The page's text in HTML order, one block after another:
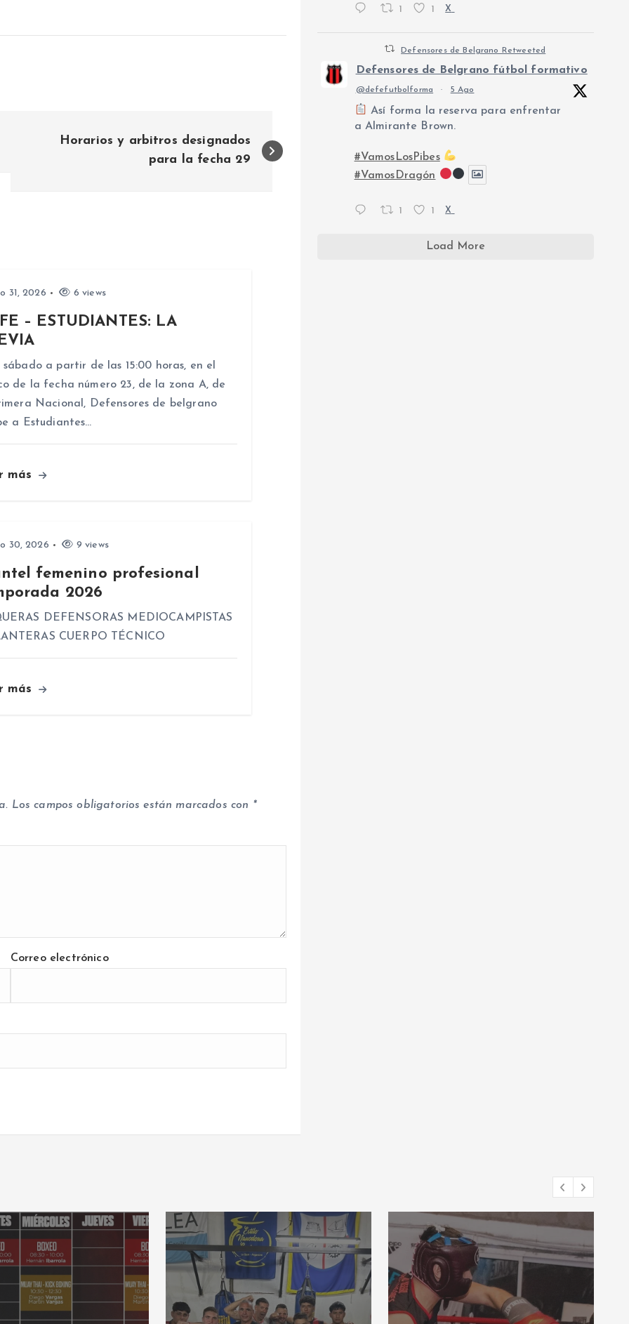
Horarios y arbitros designados
para la fecha 29
31, 2026 6 views
– ESTUDIANTES: LA
sábado a partir de las 15:00 horas, en el
de la fecha número 23, de la zona A, de
Nacional, Defensores de belgrano
a Estudiantes…
más
30, 2026 9 views
femenino profesional
2026
DEFENSORAS MEDIOCAMPISTAS
CUERPO TÉCNICO
más
Los campos obligatorios están marcados con *
Correo electrónico
1 1 X
Defensores de Belgrano Retweeted
Defensores de Belgrano fútbol formativo
@defefutbolforma · 5 Ago
Así forma la reserva para enfrentar
a Almirante Brown.
#VamosLosPibes
#VamosDragón
1 1 X
Load More